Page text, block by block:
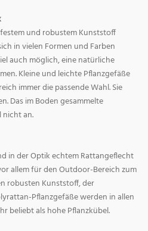
und robustem Kunststoff
in vielen Formen und Farben
auch möglich, eine natürliche
Kleine und leichte Pflanzgefäße
immer die passende Wahl. Sie
Das im Boden gesammelte
an.
in der Optik echtem Rattangeflecht
allem für den Outdoor-Bereich zum
robusten Kunststoff, der
Pflanzgefäße werden in allen
beliebt als hohe Pflanzkübel.